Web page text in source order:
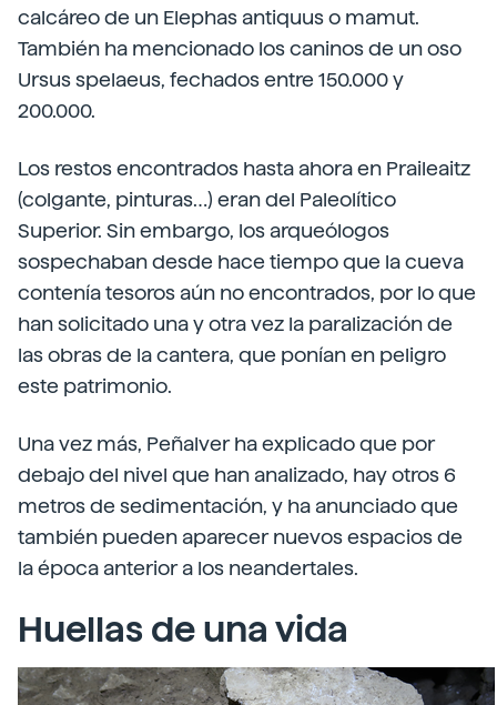
calcáreo de un Elephas antiquus o mamut.
También ha mencionado los caninos de un oso
Ursus spelaeus, fechados entre 150.000 y
200.000.
Los restos encontrados hasta ahora en Praileaitz
(colgante, pinturas…) eran del Paleolítico
Superior. Sin embargo, los arqueólogos
sospechaban desde hace tiempo que la cueva
contenía tesoros aún no encontrados, por lo que
han solicitado una y otra vez la paralización de
las obras de la cantera, que ponían en peligro
este patrimonio.
Una vez más, Peñalver ha explicado que por
debajo del nivel que han analizado, hay otros 6
metros de sedimentación, y ha anunciado que
también pueden aparecer nuevos espacios de
la época anterior a los neandertales.
Huellas de una vida